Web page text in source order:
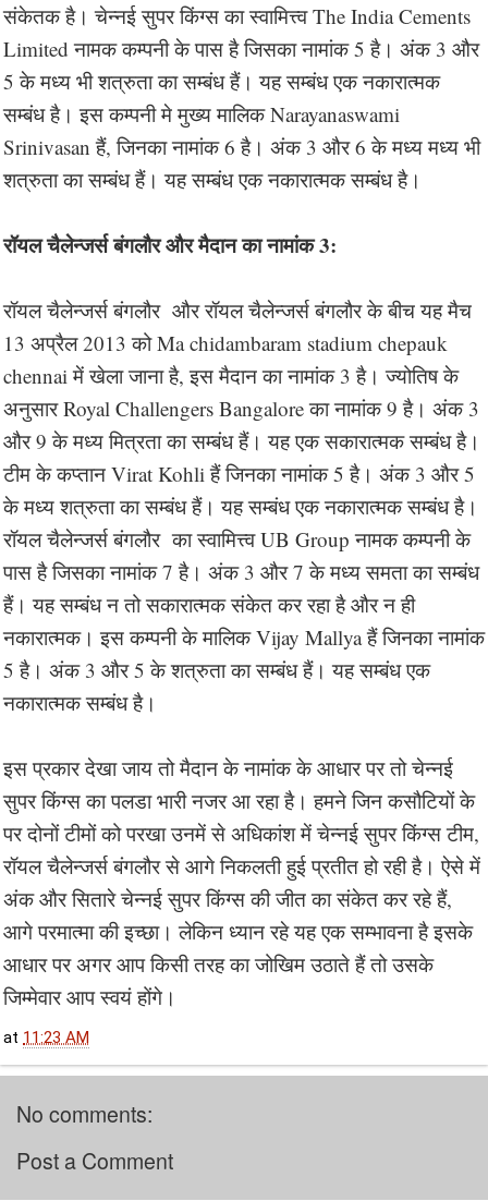
संकेतक है। चेन्नई सुपर किंग्स का स्वामित्त्व The India Cements
Limited नामक कम्पनी के पास है जिसका नामांक 5 है। अंक 3 और
5 के मध्य भी शत्रुता का सम्बंध हैं। यह सम्बंध एक नकारात्मक
सम्बंध है। इस कम्पनी मे मुख्य मालिक Narayanaswami
Srinivasan हैं, जिनका नामांक 6 है। अंक 3 और 6 के मध्य मध्य भी
शत्रुता का सम्बंध हैं। यह सम्बंध एक नकारात्मक सम्बंध है।
रॉयल चैलेन्जर्स बंगलौर और मैदान का नामांक 3:
रॉयल चैलेन्जर्स बंगलौर और रॉयल चैलेन्जर्स बंगलौर के बीच यह मैच
13 अप्रैल 2013 को Ma chidambaram stadium chepauk
chennai में खेला जाना है, इस मैदान का नामांक 3 है। ज्योतिष के
अनुसार Royal Challengers Bangalore का नामांक 9 है। अंक 3
और 9 के मध्य मित्रता का सम्बंध हैं। यह एक सकारात्मक सम्बंध है।
टीम के कप्तान Virat Kohli हैं जिनका नामांक 5 है। अंक 3 और 5
के मध्य शत्रुता का सम्बंध हैं। यह सम्बंध एक नकारात्मक सम्बंध है।
रॉयल चैलेन्जर्स बंगलौर का स्वामित्त्व UB Group नामक कम्पनी के
पास है जिसका नामांक 7 है। अंक 3 और 7 के मध्य समता का सम्बंध
हैं। यह सम्बंध न तो सकारात्मक संकेत कर रहा है और न ही
नकारात्मक। इस कम्पनी के मालिक Vijay Mallya हैं जिनका नामांक
5 है। अंक 3 और 5 के शत्रुता का सम्बंध हैं। यह सम्बंध एक
नकारात्मक सम्बंध है।
इस प्रकार देखा जाय तो मैदान के नामांक के आधार पर तो चेन्नई
सुपर किंग्स का पलडा भारी नजर आ रहा है। हमने जिन कसौटियों के
पर दोनों टीमों को परखा उनमें से अधिकांश में चेन्नई सुपर किंग्स टीम,
रॉयल चैलेन्जर्स बंगलौर से आगे निकलती हुई प्रतीत हो रही है। ऐसे में
अंक और सितारे चेन्नई सुपर किंग्स की जीत का संकेत कर रहे हैं,
आगे परमात्मा की इच्छा। लेकिन ध्यान रहे यह एक सम्भावना है इसके
आधार पर अगर आप किसी तरह का जोखिम उठाते हैं तो उसके
जिम्मेवार आप स्वयं होंगे।
at 11:23 AM
No comments:
Post a Comment